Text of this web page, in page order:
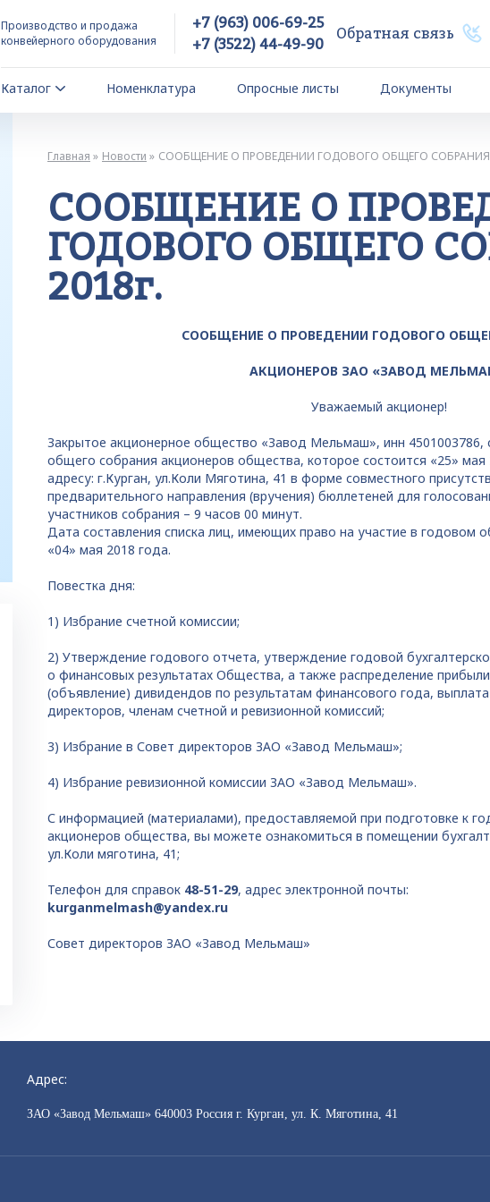
Производство и продажа
конвейерного оборудования
+7 (963) 006-69-25
+7 (3522) 44-49-90
Обратная связь
Каталог Номенклатура Опросные листы Документы
Главная Новости СООБЩЕНИЕ О ПРОВЕДЕНИИ ГОДОВОГО ОБЩЕГО СОБРАНИЯ
СООБЩЕНИЕ О
ГОДОВОГО ОБЩЕГО
2018г.
СООБЩЕНИЕ О ПРОВЕДЕНИИ ГОДОВОГО
АКЦИОНЕРОВ ЗАО «ЗАВОД
Уважаемый акционер!
Закрытое акционерное общество «Завод Мельмаш», инн
общего собрания акционеров общества, которое состоится «25» мая
адресу: г.Курган, ул.Коли Мяготина, 41 в форме совместного
предварительного направления (вручения) бюллетеней для
участников собрания – 9 часов 00 минут.
Дата составления списка лиц, имеющих право на участие в
«04» мая 2018 года.
Повестка дня:
1) Избрание счетной комиссии;
2) Утверждение годового отчета, утверждение годовой
о финансовых результатах Общества, а также распределение
(объявление) дивидендов по результатам финансового года,
директоров, членам счетной и ревизионной комиссий;
3) Избрание в Совет директоров ЗАО «Завод Мельмаш»;
4) Избрание ревизионной комиссии ЗАО «Завод Мельмаш».
С информацией (материалами), предоставляемой при подготовке к
акционеров общества, вы можете ознакомиться в помещении
ул.Коли мяготина, 41;
Телефон для справок 48-51-29, адрес электронной почты:
kurganmelmash@yandex.ru
Совет директоров ЗАО «Завод Мельмаш»
Адрес:
ЗАО «Завод Мельмаш» 640003 Россия г. Курган, ул. К. Мяготина, 41